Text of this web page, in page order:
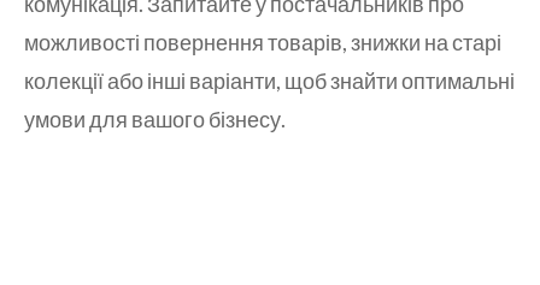
можливості повернення товарів, знижки на старі
колекції або інші варіанти, щоб знайти оптимальні
умови для вашого бізнесу.